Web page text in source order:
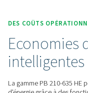
Contactez-nous